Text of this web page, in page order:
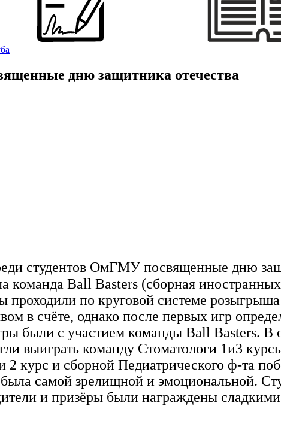
дню защитника отечества
студентов ОмГМУ посвященные дню
Ball Basters (сборная иностранных
проходили по круговой системе
в счёте, однако после первых игр
были с участием команды Ball Basters. В
выиграть команду Стоматологи 1и3
курс и сборной Педиатрического ф-та
самой зрелищной и эмоциональной.
и призёры были награждены